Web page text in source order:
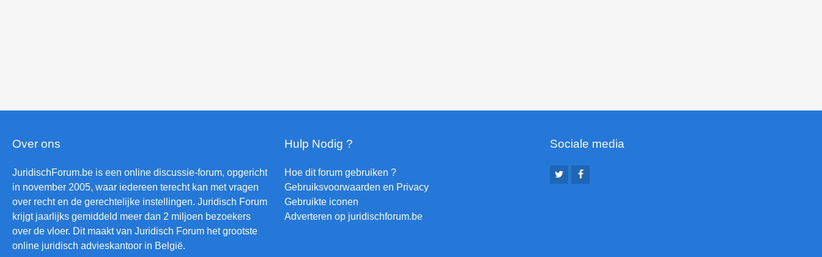
Over ons
JuridischForum.be is een online discussie-forum, opgericht
in november 2005, waar iedereen terecht kan met vragen
over recht en de gerechtelijke instellingen. Juridisch Forum
krijgt jaarlijks gemiddeld meer dan 2 miljoen bezoekers
over de vloer. Dit maakt van Juridisch Forum het grootste
online juridisch advieskantoor in België.
Hulp Nodig ?
Hoe dit forum gebruiken ?
Gebruiksvoorwaarden en Privacy
Gebruikte iconen
Adverteren op juridischforum.be
Sociale media